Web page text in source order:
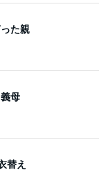
た親
母
替え